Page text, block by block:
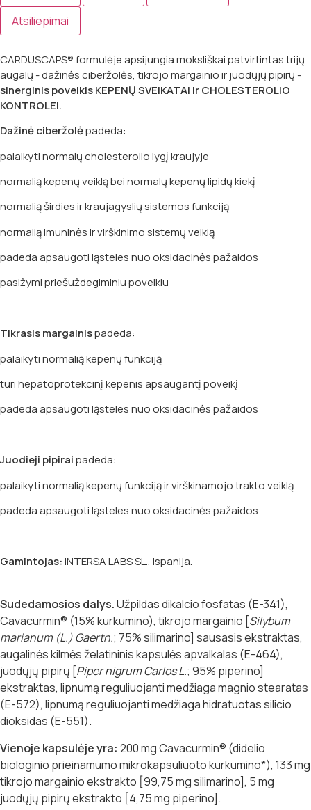
Atsiliepimai
CARDUSCAPS® formulėje apsijungia moksliškai patvirtintas trijų
augalų - dažinės ciberžolės, tikrojo margainio ir juodųjų pipirų -
sinerginis poveikis KEPENŲ SVEIKATAI ir CHOLESTEROLIO
KONTROLEI.
Dažinė ciberžolėpadeda:
palaikyti normalų cholesterolio lygį kraujyje
normalią kepenų veiklą bei normalų kepenų lipidų kiekį
normalią širdies ir kraujagyslių sistemos funkciją
normalią imuninės ir virškinimo sistemų veiklą
padeda apsaugoti ląsteles nuo oksidacinės pažaidos
pasižymi priešuždegiminiu poveikiu
Tikrasis margainispadeda:
palaikyti normalią kepenų funkciją
turi hepatoprotekcinį kepenis apsaugantį poveikį
padeda apsaugoti ląsteles nuo oksidacinės pažaidos
Juodieji pipiraipadeda:
palaikyti normalią kepenų funkciją ir virškinamojo trakto veiklą
padeda apsaugoti ląsteles nuo oksidacinės pažaidos
Gamintojas:INTERSA LABS SL., Ispanija.
Sudedamosios dalys.Užpildas dikalcio fosfatas (E-341),
Cavacurmin® (15% kurkumino), tikrojo margainio [Silybum
marianum (L.) Gaertn.; 75% silimarino] sausasis ekstraktas,
augalinės kilmės želatininis kapsulės apvalkalas (E-464),
juodųjų pipirų [Piper nigrum Carlos L.; 95% piperino]
ekstraktas, lipnumą reguliuojanti medžiaga magnio stearatas
(E-572), lipnumą reguliuojanti medžiaga hidratuotas silicio
dioksidas (E-551).
Vienoje kapsulėje yra: 200 mg Cavacurmin® (didelio
biologinio prieinamumo mikrokapsuliuoto kurkumino*), 133 mg
tikrojo margainio ekstrakto [99,75 mg silimarino], 5 mg
juodųjų pipirų ekstrakto [4,75 mg piperino].